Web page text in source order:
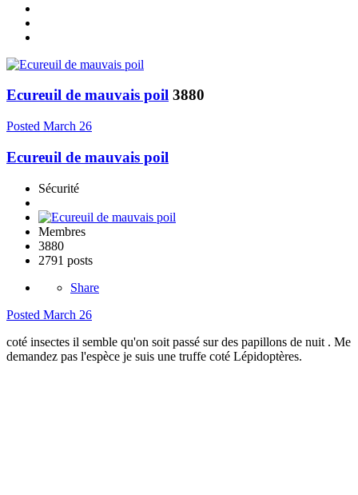
Ecureuil de mauvais poil 3880
Posted March 26
Ecureuil de mauvais poil
Sécurité
Membres
3880
2791 posts
Share
Posted March 26
coté insectes il semble qu'on soit passé sur des papillons de nuit . Me
demandez pas l'espèce je suis une truffe coté Lépidoptères.